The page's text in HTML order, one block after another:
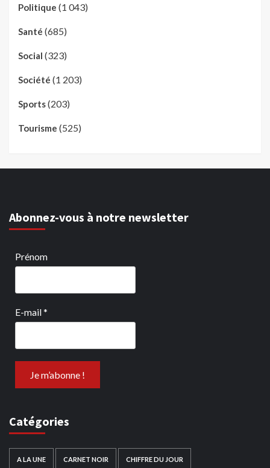
Politique (1 043)
Santé (685)
Social (323)
Société (1 203)
Sports(203)
Tourisme (525)
Abonnez-vous à notre newsletter
Prénom
E-mail*
Catégories
A LA UNE CARNET NOIR CHIFFRE DU JOUR